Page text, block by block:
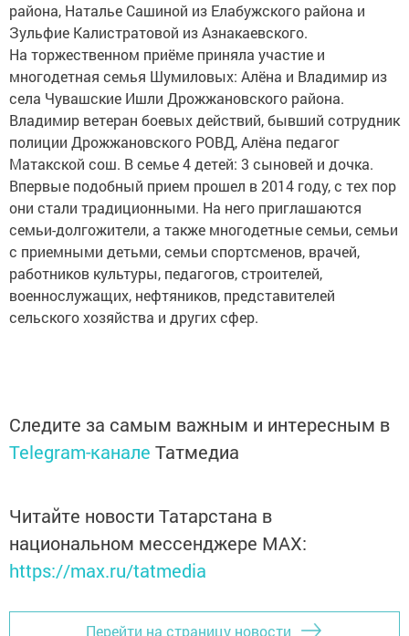
района, Наталье Сашиной из Елабужского района и
Зульфие Калистратовой из Азнакаевского.
На торжественном приёме приняла участие и
многодетная семья Шумиловых: Алёна и Владимир из
села Чувашские Ишли Дрожжановского района.
Владимир ветеран боевых действий, бывший сотрудник
полиции Дрожжановского РОВД, Алёна педагог
Матакской сош. В семье 4 детей: 3 сыновей и дочка.
Впервые подобный прием прошел в 2014 году, с тех пор
они стали традиционными. На него приглашаются
семьи-долгожители, а также многодетные семьи, семьи
с приемными детьми, семьи спортсменов, врачей,
работников культуры, педагогов, строителей,
военнослужащих, нефтяников, представителей
сельского хозяйства и других сфер.
Следите за самым важным и интересным в
Telegram-канале Татмедиа
Читайте новости Татарстана в
национальном мессенджере MАХ:
https://max.ru/tatmedia
Перейти на страницу новости